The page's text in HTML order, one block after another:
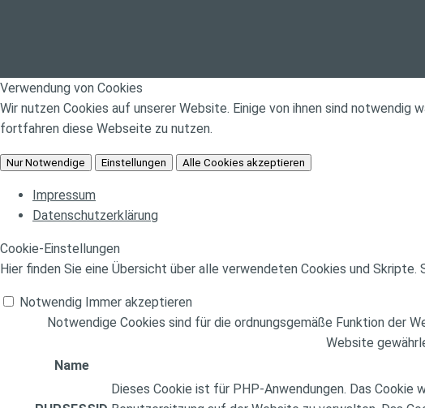
Verwendung von Cookies
Wir nutzen Cookies auf unserer Website. Einige von ihnen sind notwendig
fortfahren diese Webseite zu nutzen.
Nur Notwendige Einstellungen Alle Cookies akzeptieren
Impressum
Datenschutzerklärung
Cookie-Einstellungen
Hier finden Sie eine Übersicht über alle verwendeten Cookies und
Notwendig Immer akzeptieren
Notwendige Cookies sind für die ordnungsgemäße Funktion der
Website
Name
Dieses Cookie ist für PHP-Anwendungen. Das